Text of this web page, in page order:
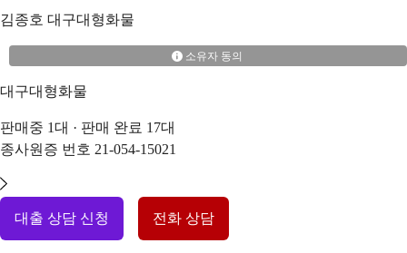
김종호 대구대형화물
소유자 동의
대구대형화물
판매중 1대 · 판매 완료 17대
종사원증 번호 21-054-15021
대출 상담 신청 전화 상담